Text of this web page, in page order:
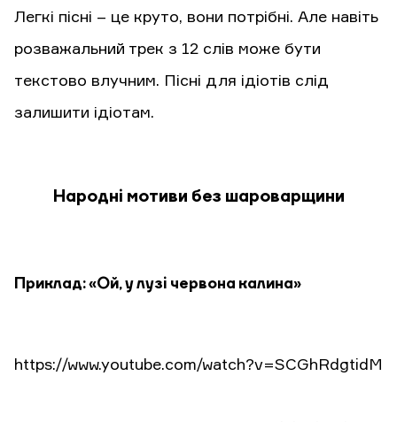
Легкі пісні – це круто, вони потрібні. Але навіть
розважальний трек з 12 слів може бути
текстово влучним. Пісні для ідіотів слід
залишити ідіотам.
Народні мотиви без шароварщини
Приклад: «Ой, у лузі червона калина»
https://www.youtube.com/watch?v=SCGhRdgtidM